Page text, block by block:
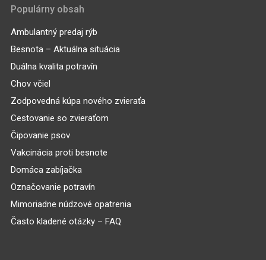
Populárny obsah
Ambulantný predaj rýb
Besnota – Aktuálna situácia
Duálna kvalita potravín
Chov včiel
Zodpovedná kúpa nového zvieraťa
Cestovanie so zvieraťom
Čipovanie psov
Vakcinácia proti besnote
Domáca zabíjačka
Označovanie potravín
Mimoriadne núdzové opatrenia
Často kladené otázky – FAQ